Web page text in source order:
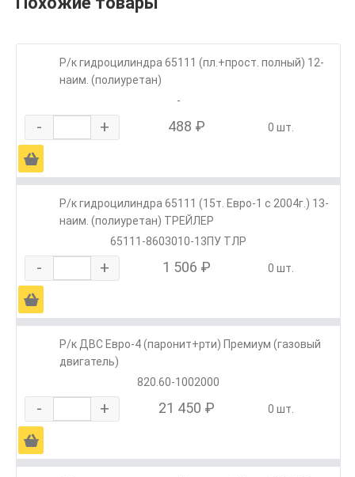
Р/к гидроцилиндра 65111 (пл.+прост. полный) 12-
наим. (полиуретан)
-
- + 488 ₽ 0 шт.
Ä
Р/к гидроцилиндра 65111 (15т. Евро-1 с 2004г.) 13-
наим. (полиуретан) ТРЕЙЛЕР
65111-8603010-13ПУ ТЛР
- + 1 506 ₽ 0 шт.
Ä
Р/к ДВС Евро-4 (паронит+рти) Премиум (газовый
двигатель)
820.60-1002000
- + 21 450 ₽ 0 шт.
Ä